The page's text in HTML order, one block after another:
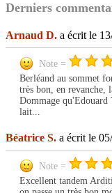
Derniers
Arnaud D. a écrit le
Note =
Berléand au sommet
très bon, en revanche,
Dommage qu'Edouard
lait...
Béatrice S. a écrit le
Note =
Excellent tandem